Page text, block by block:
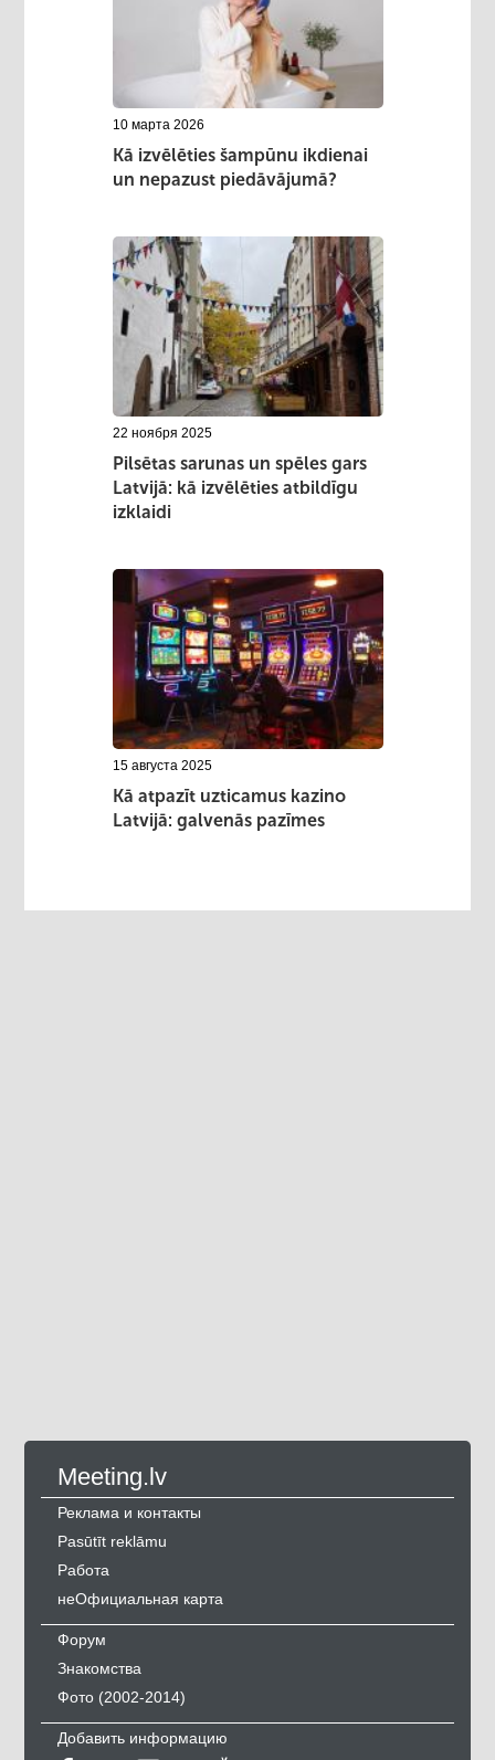
10 марта 2026
Kā izvēlēties šampūnu ikdienai
un nepazust piedāvājumā?
22 ноября 2025
Pilsētas sarunas un spēles gars
Latvijā: kā izvēlēties atbildīgu
izklaidi
15 августа 2025
Kā atpazīt uzticamus kazino
Latvijā: galvenās pazīmes
Meeting.lv
Реклама и контакты
Pasūtīt reklāmu
Работа
неОфициальная карта
Форум
Знакомства
Фото (2002-2014)
Добавить информацию